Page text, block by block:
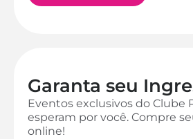
Garanta seu
Eventos exclusivos do Clube
esperam por você. Compre
online!